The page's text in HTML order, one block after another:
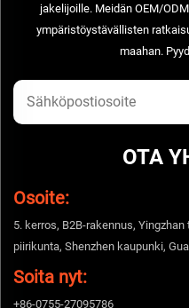
jakelijoille. Meidän OEM/
ympäristöystävällisten
maahan.
OTA
Osoite:
5. kerros, B2B-rakennus,
piirikunta, Shenzhen kaupunki,
Soita nyt:
+86-0755-27095786